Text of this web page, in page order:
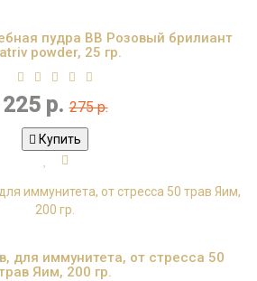
пудра BB Розовый брилиант
powder, 25 гр.
225 р. 275 р.
Купить
для иммунитета, от стресса 50
Яим, 200 гр.